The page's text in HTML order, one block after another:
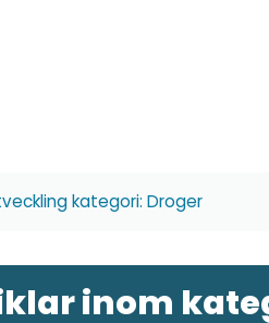
kategori: Droger
inom